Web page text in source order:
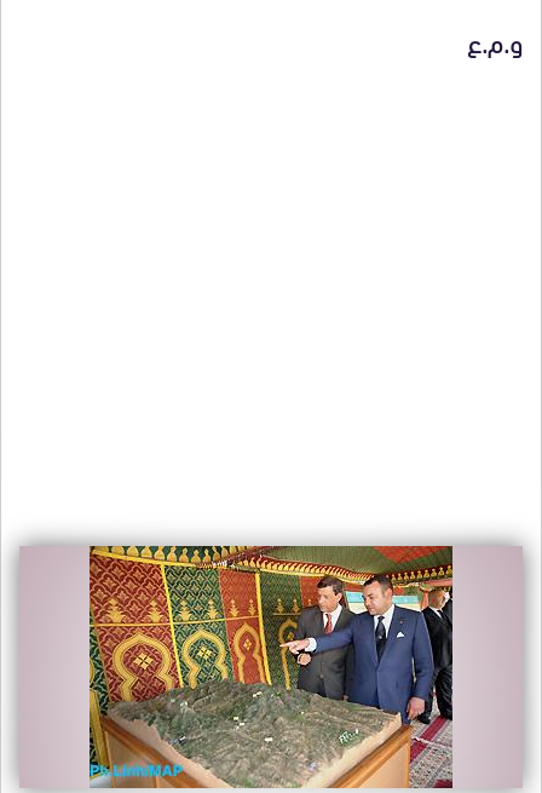
و.م.ع